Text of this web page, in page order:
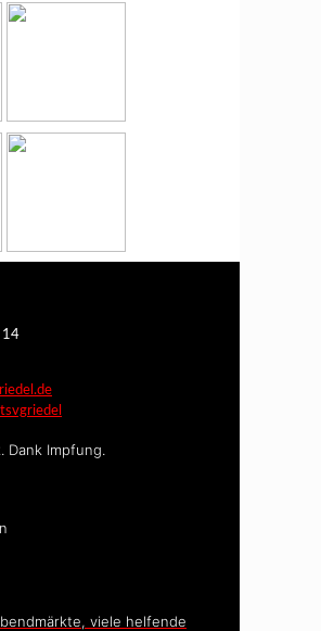
14
Dank Impfung.
viele helfende